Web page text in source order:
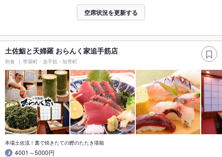
空席状況を更新する
土佐鮨と天婦羅 おらんく家追手筋店
和食 帯屋町・追手筋・知寄町
本場土佐流！藁で焼きたての鰹のたたき堪能
4001～5000円